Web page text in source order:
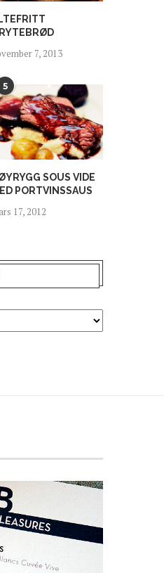
7, 2013
5
SOUS VIDE
PORTVINSSAUS
17, 2012